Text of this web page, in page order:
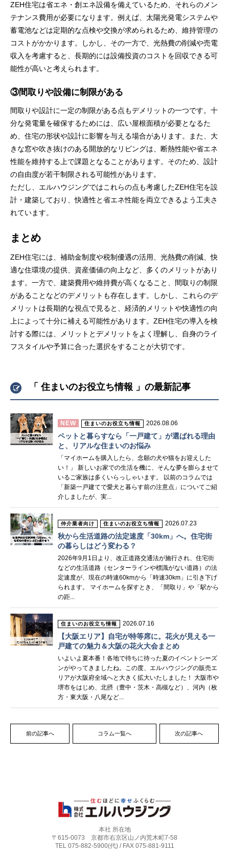
ZEH住宅は省エネ・創エネ設備を備えているため、それらのメン
テナンス費用が必要になります。例えば、太陽光発電システムや
蓄電池などは定期的な点検や交換が求められるため、維持管理の
コストがかかります。しかし、その一方で、光熱費の削減や売電
収入を考慮すると、長期的には設備投資のコストを回収できる可
能性が高いと考えられます。
③間取りや設備に制限がある
間取りや設計に一定の制限がある点もデメリットの一つです。十
分な発電量を確保するためには、広い屋根面積が必要となるた
め、住宅の形状や設計に影響を与える場合があります。また、大
きな窓や吹き抜けのある開放的なリビングは、断熱性能や省エネ
性能を維持する上で課題となることがあります。そのため、設計
の自由度が若干制限される可能性があります。
ただし、エルハウジングではこれらの点も考慮したZEH住宅を設
計・建築しており、快適性と省エネ性能を両立できるよう工夫さ
れています。
まとめ
ZEH住宅には、補助金制度や税制優遇の活用、光熱費の削減、快
適な住環境の提供、資産価値の向上など、多くのメリットがあり
ます。一方で、建築費用や維持費が高くなること、間取りの制限
があることなどのデメリットも存在します。しかし、これらのデ
メリットは長期的な視点で見ると、経済的メリットや快適性の向
上によって十分に補える可能性があります。ZEH住宅の導入を検
討する際には、メリットとデメリットをよく理解し、自身のライ
フスタイルや予算に合った選択をすることが大切です。
「 住まいのお役立ち情報 」の最新記事
NEW 住まいのお役立ち情報 2026.08.06
ペットと暮らすなら「一戸建て」が選ばれる理由
と、リアルな住まいのお悩み
「マイホームを購入したら、念願の犬や猫をお迎えした
い！」 新しいお家での生活を機に、そんな夢を膨らませて
いるご家族は多くいらっしゃいます。 以前のコラムでは
「新築一戸建てで愛犬と暮らす前の注意点」についてご紹
介しましたが、実...
仲介業者向け 住まいのお役立ち情報 2026.07.23
秋から生活道路の法定速度「30km」へ。住宅街
の暮らしはどう変わる？
2026年9月1日より、改正道路交通法が施行され、住宅街
などの生活道路（センターラインや標識がない道路）の法
定速度が、現在の時速60kmから「時速30km」に引き下げ
られます。 マイホームを探すとき、「間取り」や「駅から
の距...
住まいのお役立ち情報 2026.07.16
【大阪エリア】自宅が特等席に。花火が見える一
戸建ての魅力＆大阪の花火大会まとめ
いよいよ夏本番！各地で待ちに待った夏のイベントシーズ
ンがやってきましたね。この度、エルハウジングの販売エ
リアが大阪府全域へと大きく拡大いたしました！ 大阪市や
堺市をはじめ、北摂（豊中・茨木・高槻など）、河内（枚
方・東大阪・八尾など...
前の記事へ コラム一覧へ 次の記事へ
本社 所在地
〒615-0073 京都市右京区山ノ内荒木町7-58
TEL 075-882-5900(代) / FAX 075-881-9111